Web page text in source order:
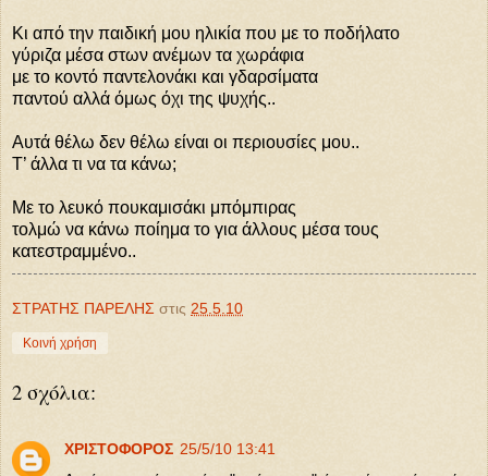
Κι από την παιδική μου ηλικία που με το ποδήλατο
γύριζα μέσα στων ανέμων τα χωράφια
με το κοντό παντελονάκι και γδαρσίματα
παντού αλλά όμως όχι της ψυχής..
Αυτά θέλω δεν θέλω είναι οι περιουσίες μου..
Τ’ άλλα τι να τα κάνω;
Με το λευκό πουκαμισάκι μπόμπιρας
τολμώ να κάνω ποίημα το για άλλους μέσα τους
κατεστραμμένο..
ΣΤΡΑΤΗΣ ΠΑΡΕΛΗΣ στις 25.5.10
Κοινή χρήση
2 σχόλια:
ΧΡΙΣΤΟΦΟΡΟΣ 25/5/10 13:41